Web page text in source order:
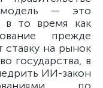
модель — это
в то время как
прежде
на рынок
государства, в
ИИ-закон